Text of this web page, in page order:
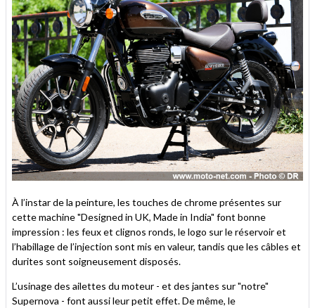
À l’instar de la peinture, les touches de chrome présentes sur
cette machine "Designed in UK, Made in India" font bonne
impression : les feux et clignos ronds, le logo sur le réservoir et
l’habillage de l’injection sont mis en valeur, tandis que les câbles et
durites sont soigneusement disposés.
L’usinage des ailettes du moteur - et des jantes sur "notre"
Supernova - font aussi leur petit effet. De même, le